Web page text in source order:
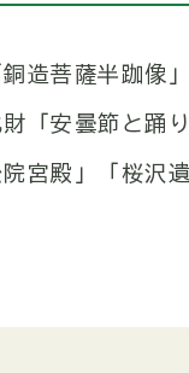
造菩薩半跏像
「安曇節と踊
宮殿」「桜沢